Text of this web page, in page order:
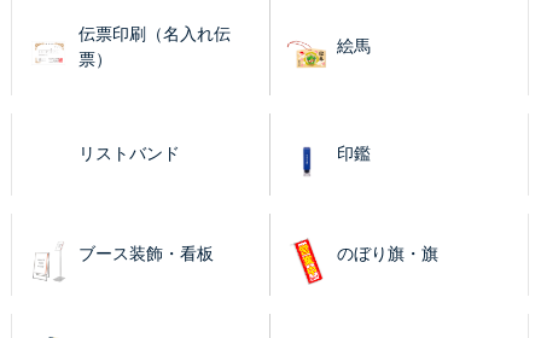
伝票印刷（名入れ伝
票）
絵馬
リストバンド 印鑑
ブース装飾・看板 のぼり旗・旗